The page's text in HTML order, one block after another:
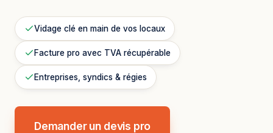
Vidage clé en main de vos locaux
Facture pro avec TVA récupérable
Entreprises, syndics & régies
Demander un devis pro